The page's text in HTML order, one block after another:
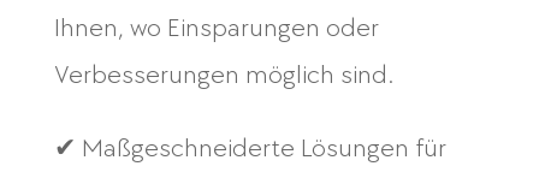
Ihnen, wo Einsparungen oder
Verbesserungen möglich sind.
✔ Maßgeschneiderte Lösungen für